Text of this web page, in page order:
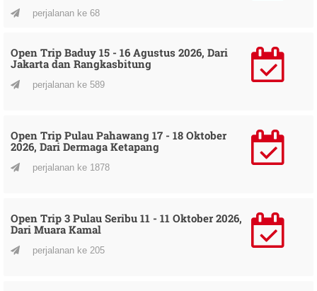
perjalanan ke 68
Open Trip Baduy 15 - 16 Agustus 2026, Dari
Jakarta dan Rangkasbitung
perjalanan ke 589
Open Trip Pulau Pahawang 17 - 18 Oktober
2026, Dari Dermaga Ketapang
perjalanan ke 1878
Open Trip 3 Pulau Seribu 11 - 11 Oktober 2026,
Dari Muara Kamal
perjalanan ke 205